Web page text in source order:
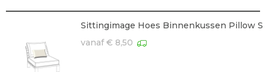
Sittingimage Hoes Binnenkussen Pillow S
vanaf € 8,50